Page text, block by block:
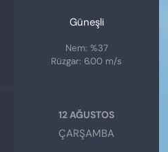
Güneşli
Nem: %37
Rüzgar: 6.00 m/s
12 AĞUSTOS
ÇARŞAMBA